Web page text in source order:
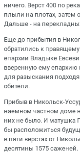
ничего. Верст 400 по
плыли на плотах, затем
Дальше - на
Еще до прибытия в
обратились к
епархии Владыке
вверенную ему епархию
для разыскания
обители.
Прибыв в Никольск-
наемном частном доме
них не было. И матушка
бы расположиться
в пяти верстах от
десятины 1575 саженей.